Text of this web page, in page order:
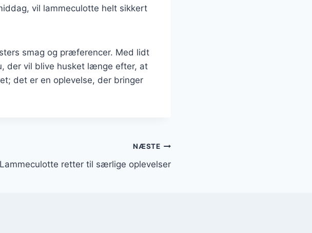
vil lammeculotte helt sikkert
smag og præferencer. Med lidt
der vil blive husket længe efter, at
det er en oplevelse, der bringer
NÆSTE
Lammeculotte retter til særlige oplevelser